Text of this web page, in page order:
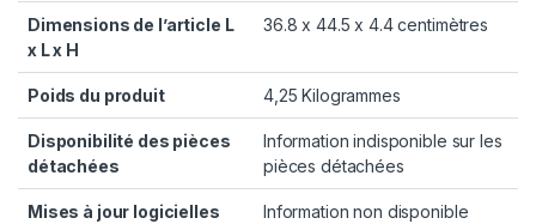
Dimensions de l’article L
x L x H
‎36.8 x 44.5 x 4.4 centimètres
Poids du produit ‎4,25 Kilogrammes
Disponibilité des pièces
détachées
‎Information indisponible sur les
pièces détachées
Mises à jour logicielles
‎Information non disponible